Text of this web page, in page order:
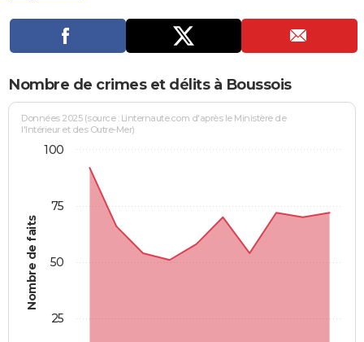
Se connecter
Entreprises
Service militaire
Avis de recherche
AVIS DE DÉCÈS
Bricolage
Lifestyle
Culture
Sport
Auto
Television
Voyage
Cinema
Nombre de crimes et délits à Boussois
Nombre de faits
Données 2025 (source : Linternaute.com d'après le Ministère de
l'Intérieur et des Outre-Mer)
25
50
75
100